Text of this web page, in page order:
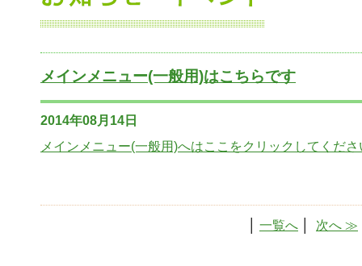
メインメニュー(一般用)はこちらです
2014年08月14日
メインメニュー(一般用)へはここをクリックしてくださ
一覧へ 次へ ≫